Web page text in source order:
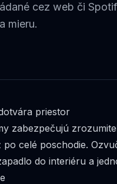
cez web či
mieru.
priestor
zabezpečujú
po celé poschodie.
do interiéru a